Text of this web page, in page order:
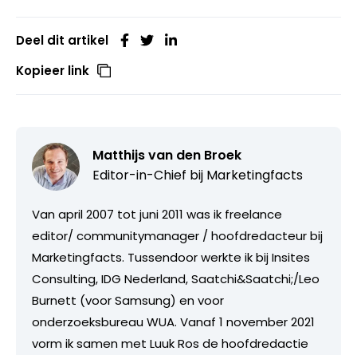
Deel dit artikel
Kopieer link
Matthijs van den Broek
Editor-in-Chief bij Marketingfacts
Van april 2007 tot juni 2011 was ik freelance
editor/ communitymanager / hoofdredacteur bij
Marketingfacts. Tussendoor werkte ik bij Insites
Consulting, IDG Nederland, Saatchi&Saatchi;/Leo
Burnett (voor Samsung) en voor
onderzoeksbureau WUA. Vanaf 1 november 2021
vorm ik samen met Luuk Ros de hoofdredactie